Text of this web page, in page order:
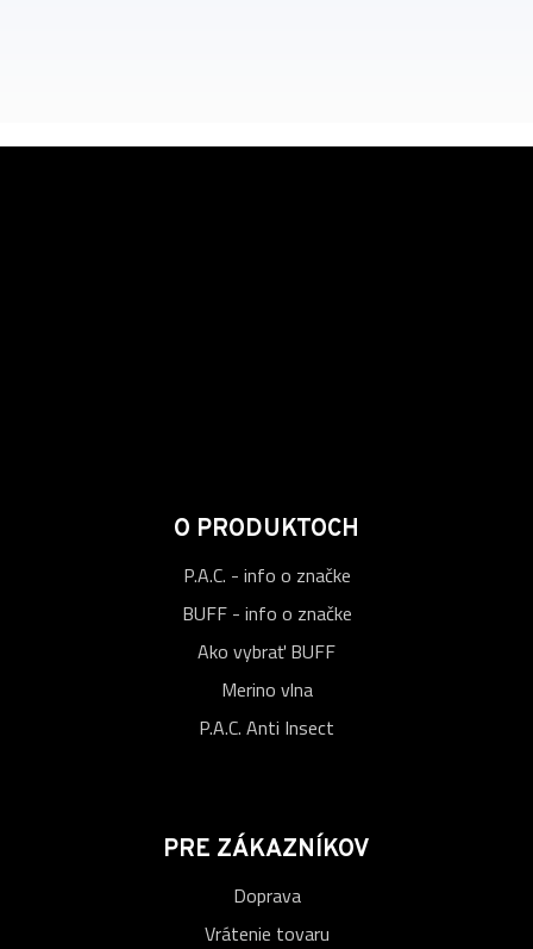
O PRODUKTOCH
P.A.C. - info o značke
BUFF - info o značke
Ako vybrať BUFF
Merino vlna
P.A.C. Anti Insect
PRE ZÁKAZNÍKOV
Doprava
Vrátenie tovaru